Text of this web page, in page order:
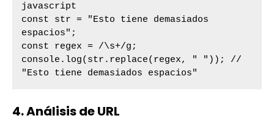
javascript
const str = "Esto tiene demasiados
espacios";
const regex = /\s+/g;
console.log(str.replace(regex, " ")); //
"Esto tiene demasiados espacios"
4. Análisis de URL